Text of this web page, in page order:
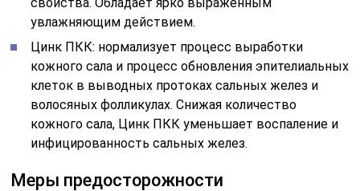
увлажняющим действием.
Цинк ПКК: нормализует процесс выработки
кожного сала и процесс обновления эпителиальных
клеток в выводных протоках сальных желез и
волосяных фолликулах. Снижая количество
кожного сала, Цинк ПКК уменьшает воспаление и
инфицированность сальных желез.
Меры предосторожности